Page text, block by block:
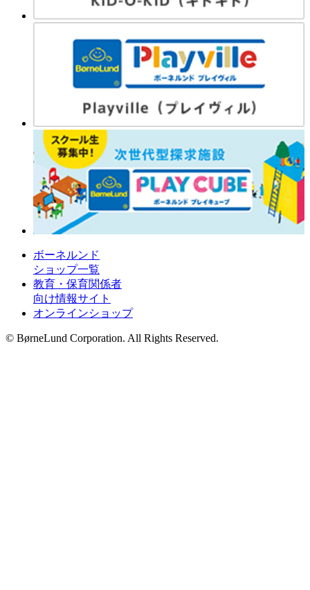
ボーネルンド
ショップ一覧
教育・保育関係者
向け情報サイト
オンラインショップ
© BørneLund Corporation. All Rights Reserved.